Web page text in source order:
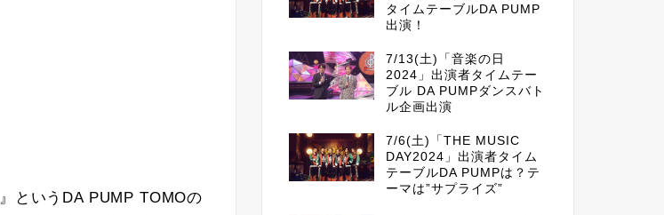
』というDA PUMP TOMOの
タイムテーブルDA PUMP
出演！
7/13(土)「音楽の日
2024」出演者タイムテー
ブル DA PUMPダンスバト
ル企画出演
7/6(土)「THE MUSIC
DAY2024」出演者タイム
テーブルDA PUMPは？テ
ーマは”サプライズ”